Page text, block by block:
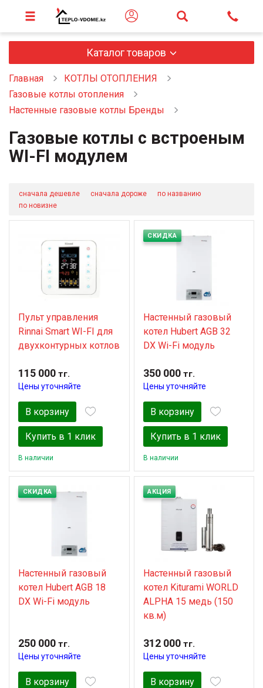
Каталог товаров
Главная
КОТЛЫ ОТОПЛЕНИЯ
Газовые котлы отопления
Настенные газовые котлы Бренды
Газовые котлы с встроеным
WI-FI модулем
сначала дешевле сначала дороже
по названию
по новизне
Пульт управления
Rinnai Smart WI-FI для
двухконтурных котлов
115 000 тг.
Цены уточняйте
В корзину
Купить в 1 клик
В наличии
СКИДКА
Настенный газовый
котел Hubert AGB 32
DX Wi-Fi модуль
350 000тг.
Цены уточняйте
В корзину
Купить в 1 клик
В наличии
СКИДКА
Настенный газовый
котел Hubert AGB 18
DX Wi-Fi модуль
250 000 тг.
Цены уточняйте
В корзину
АКЦИЯ
Настенный газовый
котел Kiturami WORLD
ALPHA 15 медь (150
кв.м)
312 000тг.
Цены уточняйте
В корзину